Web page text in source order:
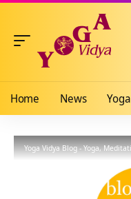
Home News
Yoga Vidya Blog - Yoga,